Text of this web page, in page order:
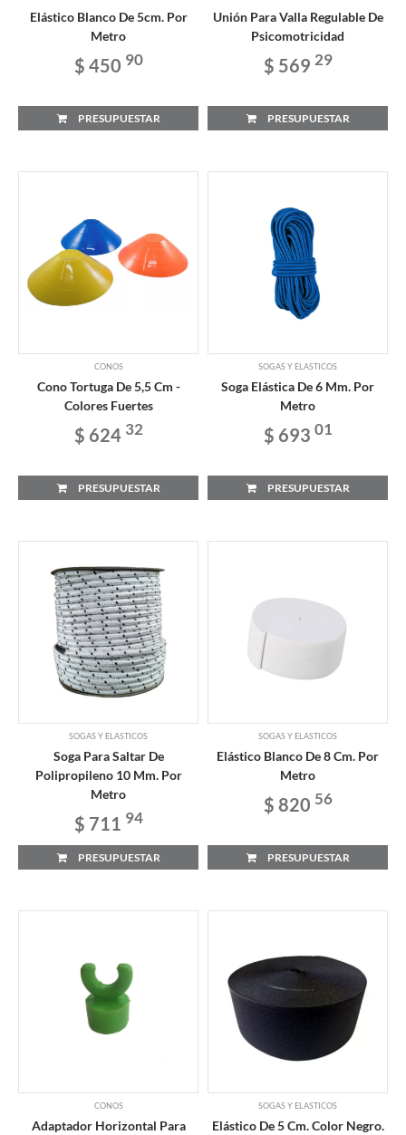
Elástico Blanco De 5cm. Por
Metro
$ 450 90
PRESUPUESTAR
Unión Para Valla Regulable De
Psicomotricidad
$ 569 29
PRESUPUESTAR
CONOS
Cono Tortuga De 5,5 Cm -
Colores Fuertes
$ 624 32
PRESUPUESTAR
SOGAS Y ELASTICOS
Soga Elástica De 6 Mm. Por
Metro
$ 693 01
PRESUPUESTAR
SOGAS Y ELASTICOS
Soga Para Saltar De
Polipropileno 10 Mm. Por
Metro
$ 711 94
PRESUPUESTAR
SOGAS Y ELASTICOS
Elástico Blanco De 8 Cm. Por
Metro
$ 820 56
PRESUPUESTAR
CONOS
Adaptador Horizontal Para
SOGAS Y ELASTICOS
Elástico De 5 Cm. Color Negro.